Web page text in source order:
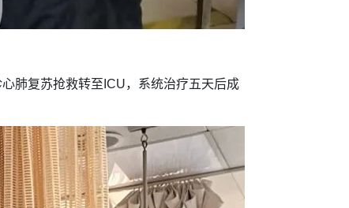
肺复苏抢救转至ICU，系统治疗五天后成